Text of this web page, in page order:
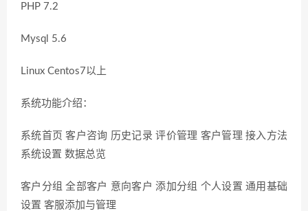
PHP 7.2
Mysql 5.6
Linux Centos7以上
系统功能介绍：
系统首页 客户咨询 历史记录 评价管理 客户管理 接入方法
系统设置 数据总览
客户分组 全部客户 意向客户 添加分组 个人设置 通用基础
设置 客服添加与管理